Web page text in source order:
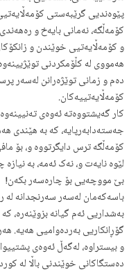
پێوەندیی گرێبەستی
کۆمەڵگە، نەمانی بایەخ و
و کۆمەڵایەتیی خوێندن و
هەمووی لە کڵۆمکردنی
دەم و زمانی توێژەرانن لەسەر
کۆمەڵایەتییەکان.
کار گەیشتووەتە ئەوەی
جەستەدابەرپایە، کە بە هێندی
کۆمەڵگە ترس دایگرتووە و، بۆ
لێوە نایەت و، نەک ئەمە، بە
بێ مووچەیی بۆ چارەسەر بکەن!
باسەکەمان لەسەر سەرنجدانە لە
بەشداریی ئەم گیانە بزوێنەرە،
گۆڕانکاریی بەردەوامیی هەیە.
و بیستراوە، لەگەڵ ئەوەی
دەستگاکانی خوێندنی باڵا لە